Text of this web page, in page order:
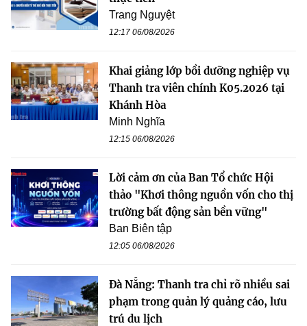
Trang Nguyệt
12:17 06/08/2026
Khai giảng lớp bồi dưỡng nghiệp vụ
Thanh tra viên chính K05.2026 tại
Khánh Hòa
Minh Nghĩa
12:15 06/08/2026
Lời cảm ơn của Ban Tổ chức Hội
thảo "Khơi thông nguồn vốn cho thị
trường bất động sản bền vững"
Ban Biên tập
12:05 06/08/2026
Đà Nẵng: Thanh tra chỉ rõ nhiều sai
phạm trong quản lý quảng cáo, lưu
trú du lịch